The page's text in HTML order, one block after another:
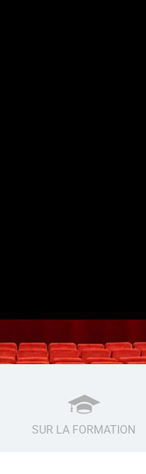
SUR LA FORMATION